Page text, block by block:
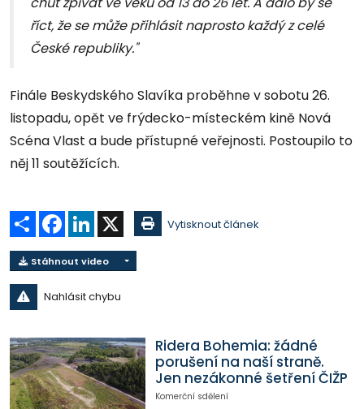
říct, že se může přihlásit naprosto každý z celé
České republiky."
Finále Beskydského Slavíka proběhne v sobotu 26.
listopadu, opět ve frýdecko-místeckém kině Nová
Scéna Vlast a bude přístupné veřejnosti. Postoupilo to
něj 11 soutěžících.
Sdílet Facebook
LinkedIn Vytisknout článek
Stáhnout video
Nahlásit chybu
Ridera Bohemia: žádné
porušení na naší straně.
Jen nezákonné šetření ČIŽP
Komerční sdělení